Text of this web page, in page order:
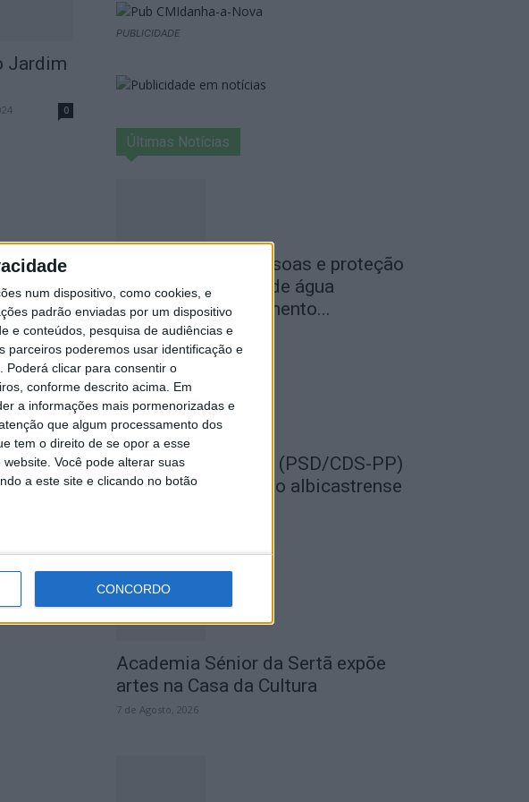
num dispositivo, como cookies, e
padrão enviadas por um dispositivo
e conteúdos, pesquisa de audiências e
parceiros poderemos usar identificação e
Poderá clicar para consentir o
conforme descrito acima. Em
a informações mais pormenorizadas e
que algum processamento dos
tem o direito de se opor a esse
Você pode alterar suas
a este site e clicando no botão
CONCORDO
Jardim
0
PUBLICIDADE
Últimas Notícias
Segurança das pessoas e proteção
do abastecimento de água
justificam encerramento...
7 de Agosto, 2026
SEMPRE por todos (PSD/CDS-PP)
questiona Município albicastrense
Academia Sénior da Sertã expõe
artes na Casa da Cultura
7 de Agosto, 2026